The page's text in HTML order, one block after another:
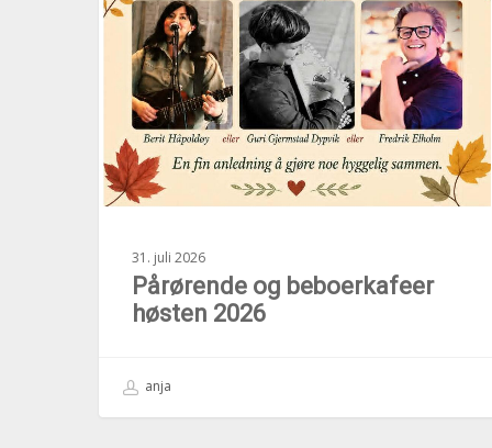
31. juli 2026
Pårørende og beboerkafeer
høsten 2026
anja